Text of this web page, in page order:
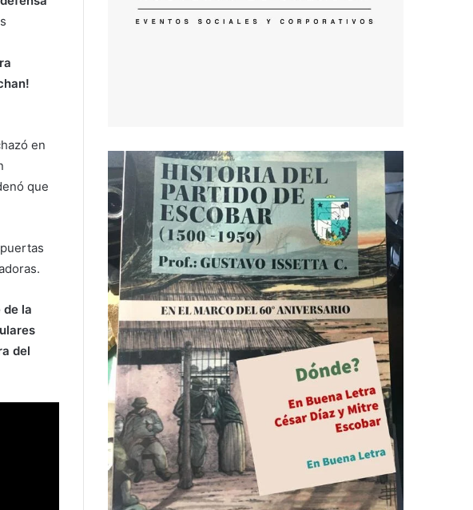
en
que
la
del